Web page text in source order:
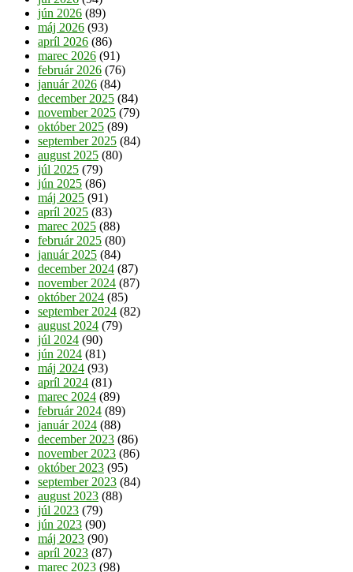
jún 2026 (89)
máj 2026 (93)
apríl 2026 (86)
marec 2026 (91)
február 2026 (76)
január 2026 (84)
december 2025 (84)
november 2025 (79)
október 2025 (89)
september 2025 (84)
august 2025 (80)
júl 2025 (79)
jún 2025 (86)
máj 2025 (91)
apríl 2025 (83)
marec 2025 (88)
február 2025 (80)
január 2025 (84)
december 2024 (87)
november 2024 (87)
október 2024 (85)
september 2024 (82)
august 2024 (79)
júl 2024 (90)
jún 2024 (81)
máj 2024 (93)
apríl 2024 (81)
marec 2024 (89)
február 2024 (89)
január 2024 (88)
december 2023 (86)
november 2023 (86)
október 2023 (95)
september 2023 (84)
august 2023 (88)
júl 2023 (79)
jún 2023 (90)
máj 2023 (90)
apríl 2023 (87)
marec 2023 (98)